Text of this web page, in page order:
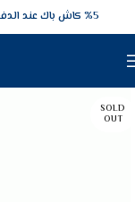
5‎% كاش باك عند الدفع عن طريق الفيزا البنكيه
SOLD
OUT